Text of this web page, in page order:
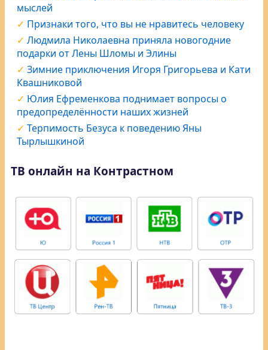
мыслей
Признаки того, что вы не нравитесь человеку
Людмила Николаевна приняла новогодние
подарки от Лены Шломы и Элины
Зимние приключения Игоря Григорьева и Кати
Квашниковой
Юлия Ефременкова поднимает вопросы о
предопределённости наших жизней
Терпимость Безуса к поведению Яны
Тырлышкиной
ТВ онлайн на Контрастном